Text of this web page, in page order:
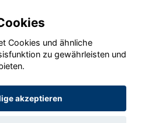
GmbH 2020 - 2026
Cookies und ähnliche
zu gewährleisten und
akzeptieren